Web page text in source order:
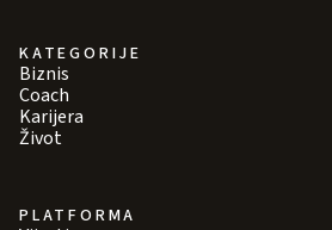
KATEGORIJE
Biznis
Coach
Karijera
Život
PLATFORMA